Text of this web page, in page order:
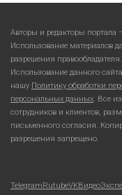
Авторы и редакторы
Использование материалов
разрешения правообладателя.
Использование данного
нашу Политику обработки
персональных данных. Все
сотрудников и клиентов,
письменного согласия.
разрешения запрещено.
TelegramRutubeVKВидео